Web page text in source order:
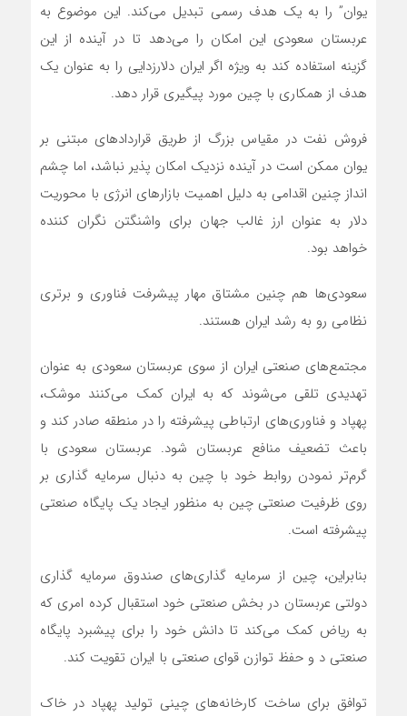
یوان” را به یک هدف رسمی تبدیل می‌کند. این موضوع به
عربستان سعودی این امکان را می‌دهد تا در آینده از این
گزینه استفاده کند به ویژه اگر ایران دلارزدایی را به عنوان یک
هدف از همکاری با چین مورد پیگیری قرار دهد.
فروش نفت در مقیاس بزرگ از طریق قرارداد‌های مبتنی بر
یوان ممکن است در آینده نزدیک امکان پذیر نباشد، اما چشم
انداز چنین اقدامی به دلیل اهمیت بازار‌های انرژی با محوریت
دلار به عنوان ارز غالب جهان برای واشنگتن نگران کننده
خواهد بود.
سعودی‌ها هم چنین مشتاق مهار پیشرفت فناوری و برتری
نظامی رو به رشد ایران هستند.
مجتمع‌های صنعتی ایران از سوی عربستان سعودی به عنوان
تهدیدی تلقی می‌شوند که به ایران کمک می‌کنند موشک،
پهپاد و فناوری‌های ارتباطی پیشرفته را در منطقه صادر کند و
باعث تضعیف منافع عربستان شود. عربستان سعودی با
گرم‌تر نمودن روابط خود با چین به دنبال سرمایه گذاری بر
روی ظرفیت صنعتی چین به منظور ایجاد یک پایگاه صنعتی
پیشرفته است.
بنابراین، چین از سرمایه گذاری‌های صندوق سرمایه گذاری
دولتی عربستان در بخش صنعتی خود استقبال کرده امری که
به ریاض کمک می‌کند تا دانش خود را برای پیشبرد پایگاه
صنعتی د و حفظ توازن قوای صنعتی با ایران تقویت کند.
توافق برای ساخت کارخانه‌های چینی تولید پهپاد در خاک